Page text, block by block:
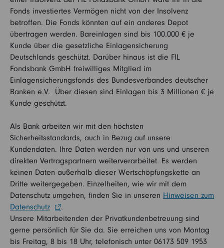
Fonds investiertes Vermögen nicht von der Insolvenz
betroffen. Die Fonds könnten auf ein anderes Depot
übertragen werden. Bareinlagen sind bis 100.000 € je
Kunde über die gesetzliche Einlagensicherung
Deutschlands geschützt. Darüber hinaus ist die FIL
Fondsbank GmbH freiwilliges Mitglied im
Einlagensicherungsfonds des Bundesverbandes deutscher
Banken e.V. Über diesen sind Einlagen bis 3 Millionen € je
Kunde geschützt.
Als Bank arbeiten wir mit den höchsten
Sicherheitsstandards, auch in Bezug auf unsere
Kundendaten. Ihre Daten werden nur von uns und unseren
direkten Vertragspartnern weiterverarbeitet. Es werden
keinen Daten außerhalb dieser Wertschöpfungskette an
Dritte weitergegeben. Einzelheiten, wie wir mit dem
Datenschutz umgehen, finden Sie in unseren Hinweisen zum
Datenschutz
.
Unsere Mitarbeitenden der Privatkundenbetreuung sind
gerne persönlich für Sie da. Sie erreichen uns von Montag
bis Freitag, 8 bis 18 Uhr, telefonisch unter 06173 509 1953